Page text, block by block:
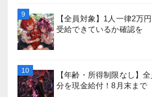
【全員対象】1人一律2万
受給できているか確認を
【年齢・所得制限なし】
分を現金給付！8月末まで